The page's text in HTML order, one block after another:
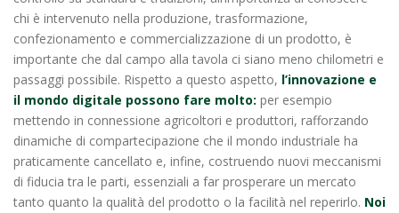
chi è intervenuto nella produzione, trasformazione,
confezionamento e commercializzazione di un prodotto, è
importante che dal campo alla tavola ci siano meno chilometri e
passaggi possibile. Rispetto a questo aspetto, l’innovazione e
il mondo digitale possono fare molto: per esempio
mettendo in connessione agricoltori e produttori, rafforzando
dinamiche di compartecipazione che il mondo industriale ha
praticamente cancellato e, infine, costruendo nuovi meccanismi
di fiducia tra le parti, essenziali a far prosperare un mercato
tanto quanto la qualità del prodotto o la facilità nel reperirlo. Noi